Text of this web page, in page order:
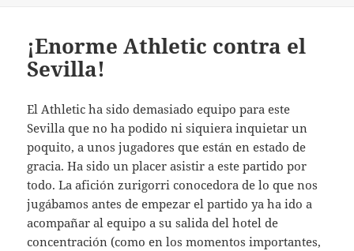
¡Enorme Athletic contra el
Sevilla!
El Athletic ha sido demasiado equipo para este
Sevilla que no ha podido ni siquiera inquietar un
poquito, a unos jugadores que están en estado de
gracia. Ha sido un placer asistir a este partido por
todo. La afición zurigorri conocedora de lo que nos
jugábamos antes de empezar el partido ya ha ido a
acompañar al equipo a su salida del hotel de
concentración (como en los momentos importantes,